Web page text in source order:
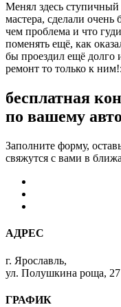
Менял здесь
мастера, сделали
чем проблема и что
поменять ещё, как
бы проездил ещё
ремонт то только к
бесплатная
по вашему
Заполните форму,
свяжутся с вами в
АДРЕС
г. Ярославль,
ул. Полушкина роща, 27
ГРАФИК